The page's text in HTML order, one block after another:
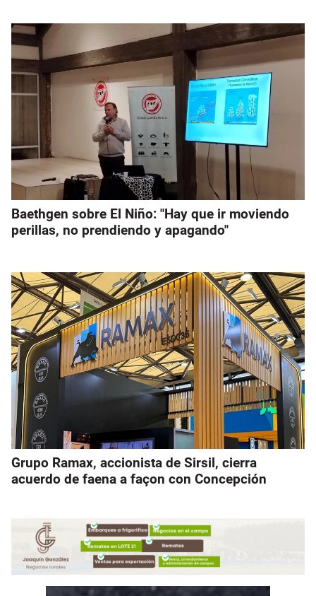
Baethgen sobre El Niño: "Hay que ir moviendo
perillas, no prendiendo y apagando"
Grupo Ramax, accionista de Sirsil, cierra
acuerdo de faena a façon con Concepción